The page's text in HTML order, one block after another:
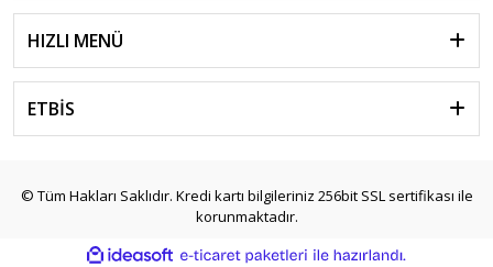
HIZLI MENÜ
ETBİS
© Tüm Hakları Saklıdır. Kredi kartı bilgileriniz 256bit SSL sertifikası ile
korunmaktadır.
ideasoft e-